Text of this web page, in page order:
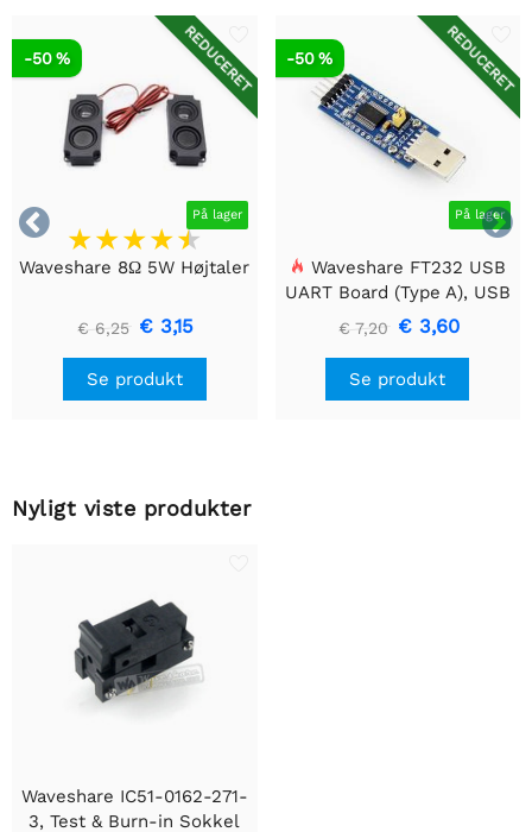


REDUCERET
På lager
-50 %
Waveshare 8Ω 5W Højtaler
€ 6,25 € 3,15
Se produkt
REDUCERET
På lager
-50 %
Waveshare FT232 USB
UART Board (Type A), USB
til TTL (UART)
kommunikationsmodul
€ 7,20 € 3,60
Se produkt
Nyligt viste produkter
Waveshare IC51-0162-271-
3, Test & Burn-in Sokkel